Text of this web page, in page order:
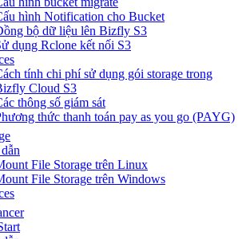
hình Notification cho Bucket
bộ dữ liệu lên Bizfly S3
dụng Rclone kết nối S3
tính chi phí sử dụng gói storage trong
Cloud S3
thông số giám sát
thức thanh toán pay as you go (PAYG)
File Storage trên Linux
File Storage trên Windows